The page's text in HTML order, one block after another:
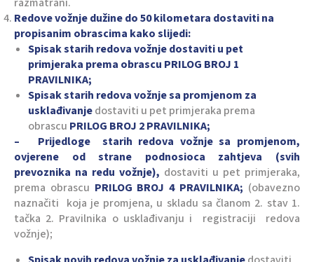
Redove vožnje dužine do 50 kilometara dostaviti na
propisanim obrascima kako slijedi:
Spisak starih redova vožnje dostaviti u pet
primjeraka prema obrascu PRILOG BROJ 1
PRAVILNIKA;
Spisak starih redova vožnje sa promjenom za
usklađivanjedostaviti u pet primjeraka prema
obrascu PRILOG BROJ 2 PRAVILNIKA;
– Prijedloge starih redova vožnje sa promjenom,
ovjerene od strane podnosioca zahtjeva (svih
prevoznika na redu vožnje), dostaviti u pet primjeraka,
prema obrascu PRILOG BROJ 4 PRAVILNIKA; (obavezno
naznačiti koja je promjena, u skladu sa članom 2. stav 1.
tačka 2. Pravilnika o usklađivanju i registraciji redova
vožnje);